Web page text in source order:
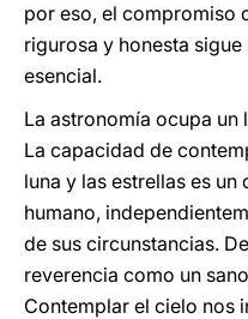
por eso, el compromiso
rigurosa y honesta
esencial.
La astronomía ocupa un
La capacidad de
luna y las estrellas es
humano,
de sus circunstancias.
reverencia como un
Contemplar el cielo nos